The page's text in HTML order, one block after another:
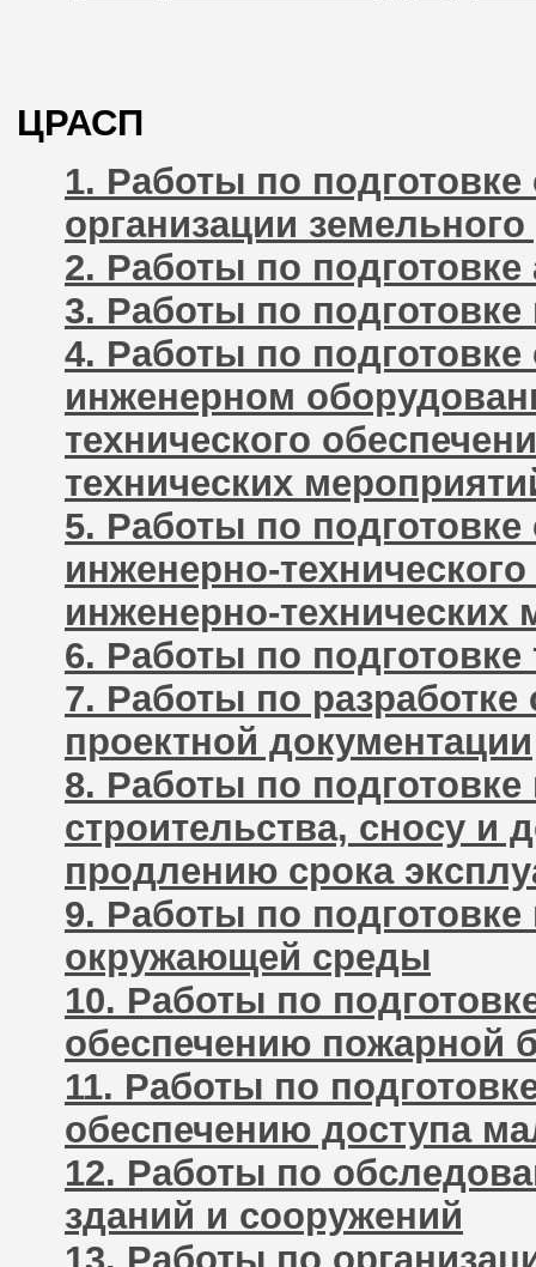
ЦРАСП
1. Работы по
организации земельного
2. Работы по
3. Работы по
4. Работы по
инженерном
технического
технических
5. Работы по
инженерно-
инженерно-технических
6. Работы по
7. Работы по
проектной документации
8. Работы по подготовке
строительства, сносу и
продлению срока
9. Работы по
окружающей среды
10. Работы по
обеспечению пожарной
11. Работы по
обеспечению доступа
12. Работы по
зданий и сооружений